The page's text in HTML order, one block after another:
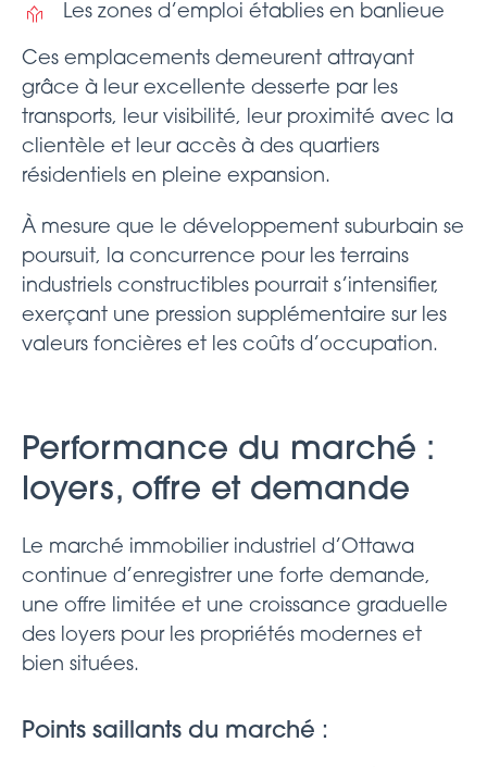
Les zones d’emploi établies en banlieue
Ces emplacements demeurent attrayant
grâce à leur excellente desserte par les
transports, leur visibilité, leur proximité avec la
clientèle et leur accès à des quartiers
résidentiels en pleine expansion.
À mesure que le développement suburbain se
poursuit, la concurrence pour les terrains
industriels constructibles pourrait s’intensifier,
exerçant une pression supplémentaire sur les
valeurs foncières et les coûts d’occupation.
Performance du marché :
loyers, offre et demande
Le marché immobilier industriel d’Ottawa
continue d’enregistrer une forte demande,
une offre limitée et une croissance graduelle
des loyers pour les propriétés modernes et
bien situées.
Points saillants du marché :